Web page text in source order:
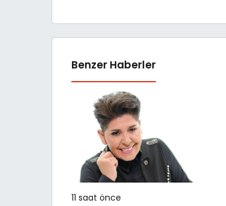
Benzer Haberler
11 saat önce